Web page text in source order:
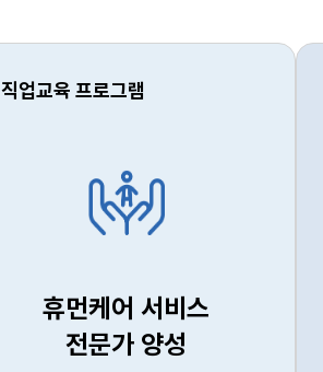
직업교육 프로그램
휴먼케어 서비스
전문가 양성